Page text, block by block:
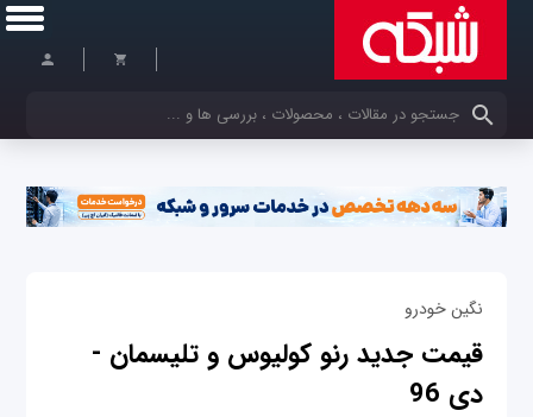
کلمات کلیدی خود را وارد کنید
نگین خودرو
قیمت جدید رنو کولیوس و تلیسمان -
دی 96